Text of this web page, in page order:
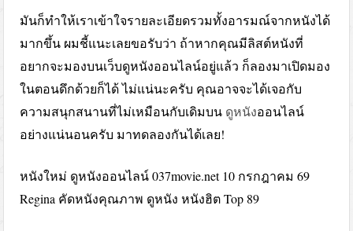
มันก็ทำให้เราเข้าใจรายละเอียดรวมทั้งอารมณ์จากหนังได้
มากขึ้น ผมชี้แนะเลยขอรับว่า ถ้าหากคุณมีลิสต์หนังที่
อยากจะมองบนเว็บดูหนังออนไลน์อยู่แล้ว ก็ลองมาเปิดมอง
ในตอนดึกด้วยก็ได้ ไม่แน่นะครับ คุณอาจจะได้เจอกับ
ความสนุกสนานที่ไม่เหมือนกับเดิมบน ดูหนังออนไลน์
อย่างแน่นอนครับ มาทดลองกันได้เลย!
หนังใหม่ ดูหนังออนไลน์ 037movie.net 10 กรกฎาคม 69
Regina คัดหนังคุณภาพ ดูหนัง หนังฮิต Top 89